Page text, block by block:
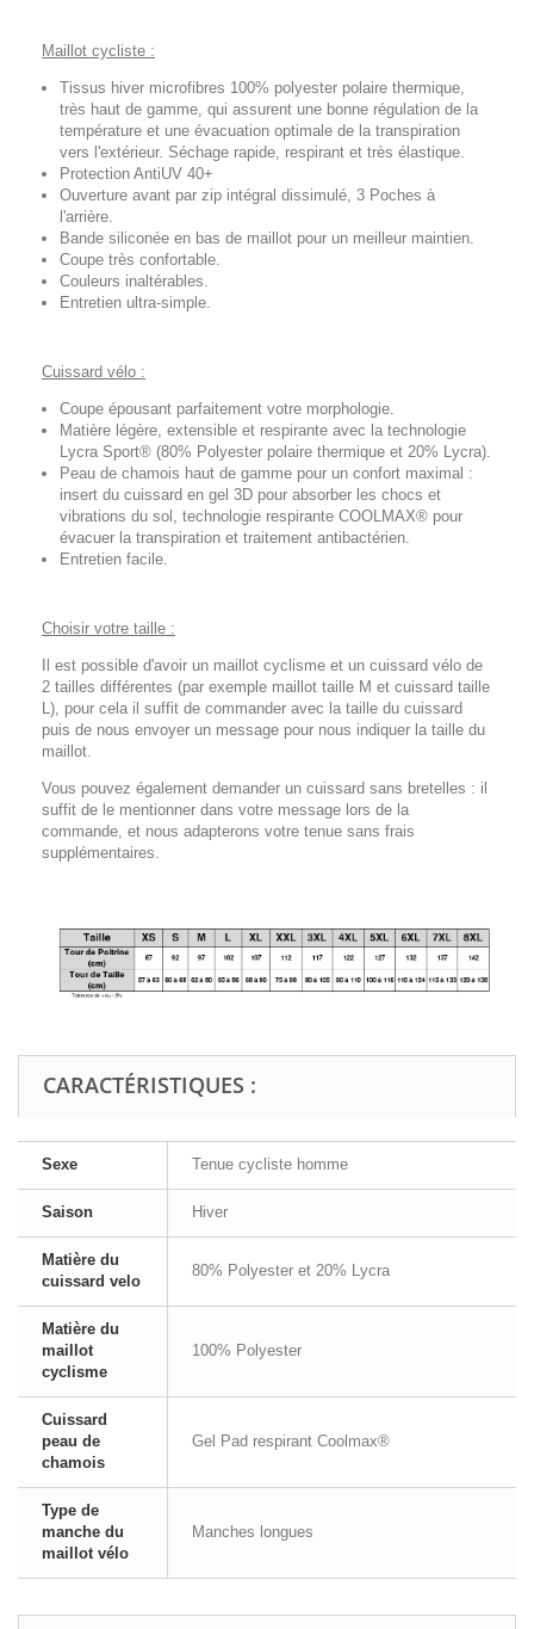
Maillot cycliste :
Tissus hiver microfibres 100% polyester polaire thermique,
très haut de gamme, qui assurent une bonne régulation de la
température et une évacuation optimale de la transpiration
vers l'extérieur. Séchage rapide, respirant et très élastique.
Protection AntiUV 40+
Ouverture avant par zip intégral dissimulé, 3 Poches à
l'arrière.
Bande siliconée en bas de maillot pour un meilleur maintien.
Coupe très confortable.
Couleurs inaltérables.
Entretien ultra-simple.
Cuissard vélo :
Coupe épousant parfaitement votre morphologie.
Matière légère, extensible et respirante avec la technologie
Lycra Sport® (80% Polyester polaire thermique et 20% Lycra).
Peau de chamois haut de gamme pour un confort maximal :
insert du cuissard en gel 3D pour absorber les chocs et
vibrations du sol, technologie respirante COOLMAX® pour
évacuer la transpiration et traitement antibactérien.
Entretien facile.
Choisir votre taille :
Il est possible d'avoir un maillot cyclisme et un cuissard vélo de
2 tailles différentes (par exemple maillot taille M et cuissard taille
L), pour cela il suffit de commander avec la taille du cuissard
puis de nous envoyer un message pour nous indiquer la taille du
maillot.
Vous pouvez également demander un cuissard sans bretelles : il
suffit de le mentionner dans votre message lors de la
commande, et nous adapterons votre tenue sans frais
supplémentaires.
CARACTÉRISTIQUES :
Sexe Tenue cycliste homme
Saison Hiver
Matière du
cuissard velo
80% Polyester et 20% Lycra
Matière du
maillot
cyclisme
100% Polyester
Cuissard
peau de
chamois
Gel Pad respirant Coolmax®
Type de
manche du
maillot vélo
Manches longues